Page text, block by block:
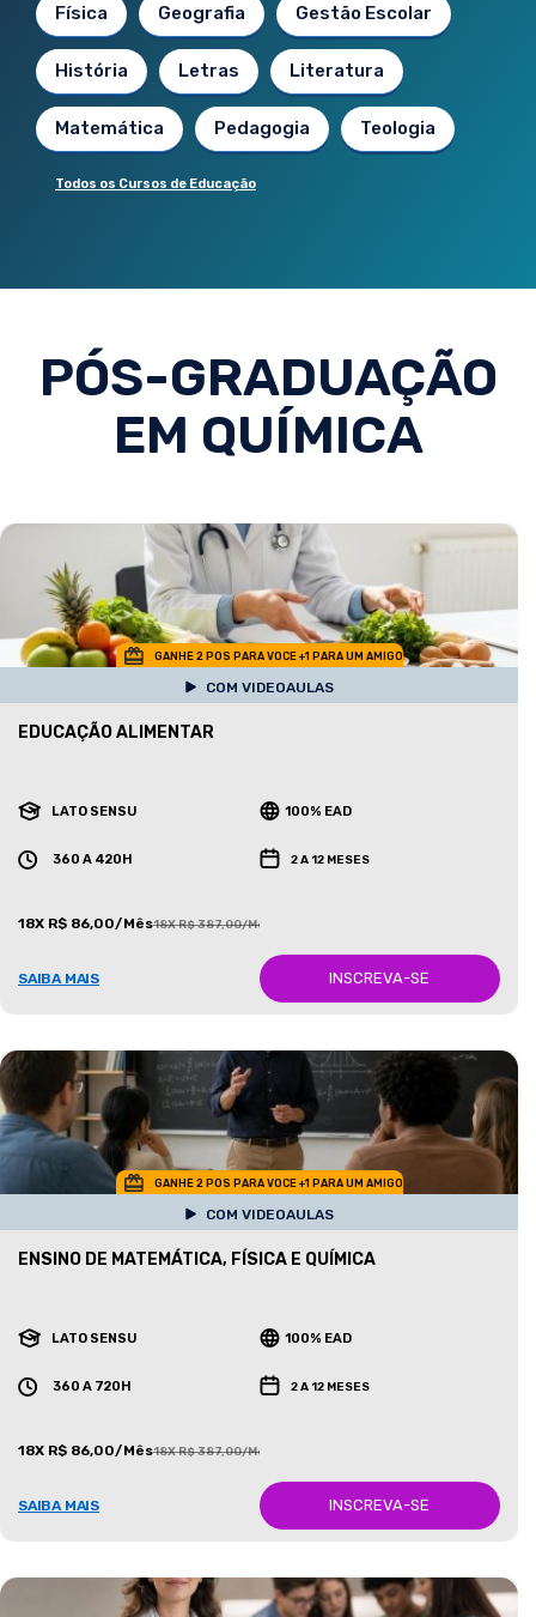
Física Geografia Gestão Escolar
História Letras Literatura
Matemática Pedagogia Teologia
Todos os Cursos de Educação
PÓS-GRADUAÇÃO
EM QUÍMICA
GANHE 2 POS PARA VOCE +1 PARA UM AMIGO
COM VIDEOAULAS
EDUCAÇÃO ALIMENTAR
LATO SENSU 100% EAD
360 A 420H 2 A 12 MESES
18X R$ 86,00/Mês18X R$ 387,00/Mês
SAIBA MAIS INSCREVA-SE
GANHE 2 POS PARA VOCE +1 PARA UM AMIGO
COM VIDEOAULAS
ENSINO DE MATEMÁTICA, FÍSICA E QUÍMICA
LATO SENSU 100% EAD
360 A 720H 2 A 12 MESES
18X R$ 86,00/Mês18X R$ 387,00/Mês
SAIBA MAIS INSCREVA-SE